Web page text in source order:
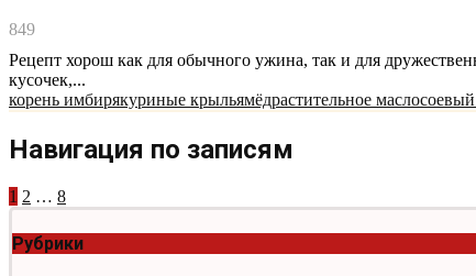
849
Рецепт хорош как для обычного ужина, так и для
кусочек,...
корень имбирякуриные крыльямёдрастительное маслосоевый
Навигация по записям
1 2 … 8
Рубрики